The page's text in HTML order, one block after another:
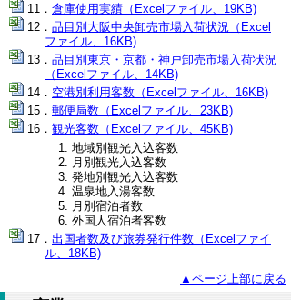
倉庫使用実績（Excelファイル、19KB)
品目別大阪中央卸売市場入荷状況（Excel
ファイル、16KB)
品目別東京・京都・神戸卸売市場入荷状況
（Excelファイル、14KB)
空港別利用客数（Excelファイル、16KB)
郵便局数（Excelファイル、23KB)
観光客数（Excelファイル、45KB)
地域別観光入込客数
月別観光入込客数
発地別観光入込客数
温泉地入湯客数
月別宿泊者数
外国人宿泊者客数
出国者数及び旅券発行件数（Excelファイ
ル、18KB)
▲ページ上部に戻る